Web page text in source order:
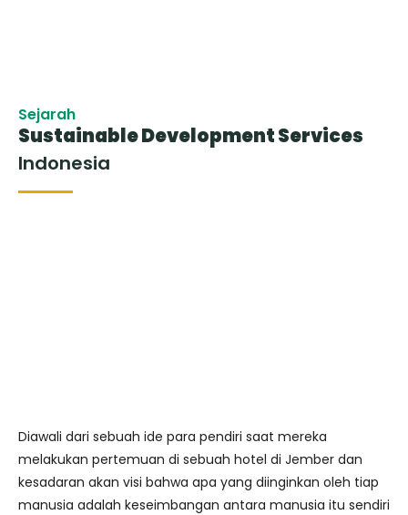
Sejarah
Sustainable Development Services
Indonesia
Diawali dari sebuah ide para pendiri saat mereka
melakukan pertemuan di sebuah hotel di Jember dan
kesadaran akan visi bahwa apa yang diinginkan oleh tiap
manusia adalah keseimbangan antara manusia itu sendiri